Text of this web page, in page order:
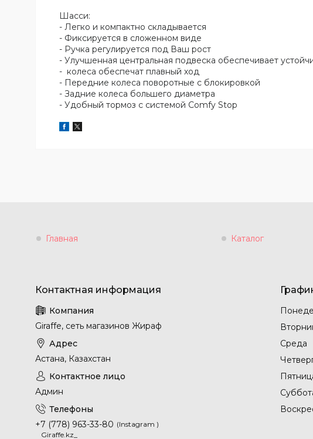
Шасси:
- Легко и компактно складывается
- Фиксируется в сложенном виде
- Ручка регулируется под Ваш рост
- Улучшенная центральная подвеска обеспечивает
- колеса обеспечат плавный ход
- Передние колеса поворотные с блокировкой
- Задние колеса большего диаметра
- Удобный тормоз с системой Comfy Stop
Главная Каталог
Giraffe, сеть магазинов Жираф
Астана, Казахстан
Админ
+7 (778) 963-33-80
Instagram
Giraffe.kz_
Среда